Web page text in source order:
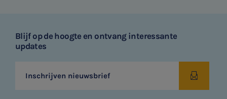
Blijf op de hoogte en ontvang interessante
updates
Inschrijven nieuwsbrief